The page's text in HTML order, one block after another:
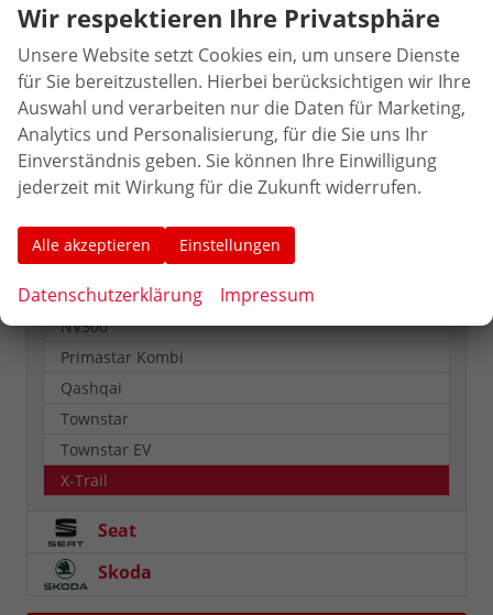
Baw
Citroën
Ford
Honda
Juke
Micra
NV300
Primastar Kombi
Qashqai
Townstar
Townstar EV
X-Trail
Seat
Skoda
Wir respektieren Ihre Privatsphäre
Unsere Website setzt Cookies ein, um unsere Dienste
für Sie bereitzustellen. Hierbei berücksichtigen wir Ihre
Auswahl und verarbeiten nur die Daten für Marketing,
Analytics und Personalisierung, für die Sie uns Ihr
Einverständnis geben. Sie können Ihre Einwilligung
jederzeit mit Wirkung für die Zukunft widerrufen.
Alle akzeptieren Einstellungen
Datenschutzerklärung Impressum